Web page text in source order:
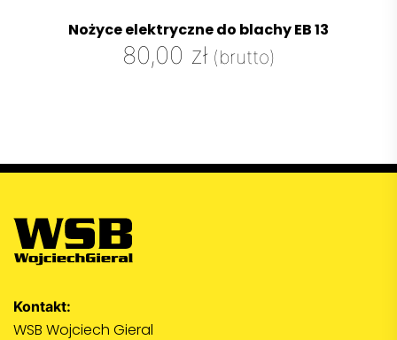
Nożyce elektryczne do blachy EB 13
80,00 zł (brutto)
Kontakt:
WSB Wojciech Gieral